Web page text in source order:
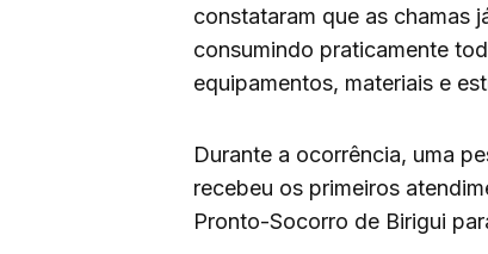
constataram que as chamas
consumindo praticamente
equipamentos, materiais e
Durante a ocorrência, uma
recebeu os primeiros
Pronto-Socorro de Birigui